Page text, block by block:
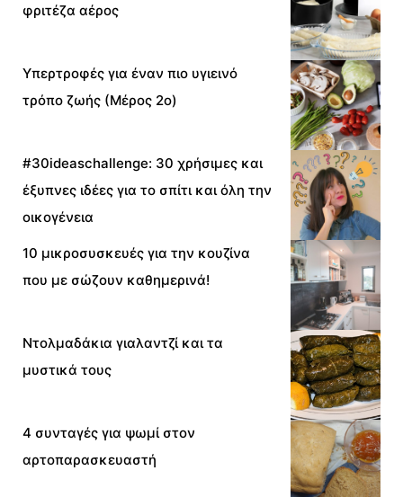
φριτέζα αέρος
Υπερτροφές για έναν πιο υγιεινό
τρόπο ζωής (Μέρος 2ο)
#30ideaschallenge: 30 χρήσιμες και
έξυπνες ιδέες για το σπίτι και όλη την
οικογένεια
10 μικροσυσκευές για την κουζίνα
που με σώζουν καθημερινά!
Ντολμαδάκια γιαλαντζί και τα
μυστικά τους
4 συνταγές για ψωμί στον
αρτοπαρασκευαστή